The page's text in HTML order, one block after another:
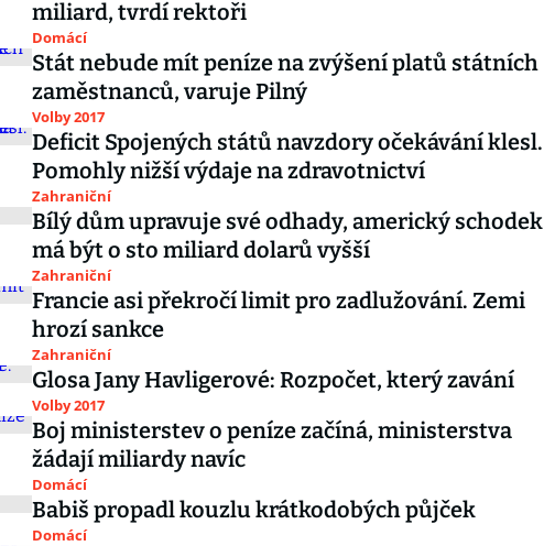
miliard, tvrdí rektoři
Domácí
Stát nebude mít peníze na zvýšení platů státních
zaměstnanců, varuje Pilný
Volby 2017
Deficit Spojených států navzdory očekávání klesl.
Pomohly nižší výdaje na zdravotnictví
Zahraniční
Bílý dům upravuje své odhady, americký schodek
má být o sto miliard dolarů vyšší
Zahraniční
Francie asi překročí limit pro zadlužování. Zemi
hrozí sankce
Zahraniční
Glosa Jany Havligerové: Rozpočet, který zavání
Volby 2017
Boj ministerstev o peníze začíná, ministerstva
žádají miliardy navíc
Domácí
Babiš propadl kouzlu krátkodobých půjček
Domácí